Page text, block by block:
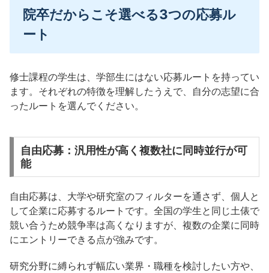
院卒だからこそ選べる3つの応募ル
ート
修士課程の学生は、学部生にはない応募ルートを持ってい
ます。それぞれの特徴を理解したうえで、自分の志望に合
ったルートを選んでください。
自由応募：汎用性が高く複数社に同時並行が可
能
自由応募は、大学や研究室のフィルターを通さず、個人と
して企業に応募するルートです。全国の学生と同じ土俵で
競い合うため競争率は高くなりますが、複数の企業に同時
にエントリーできる点が強みです。
研究分野に縛られず幅広い業界・職種を検討したい方や、